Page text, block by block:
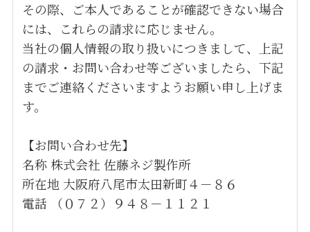
その際、ご本人であることが確認できない場合
には、これらの請求に応じません。
当社の個人情報の取り扱いにつきまして、上記
の請求・お問い合わせ等ございましたら、下記
までご連絡くださいますようお願い申し上げま
す。
【お問い合わせ先】
名称 株式会社 佐藤ネジ製作所
所在地 大阪府八尾市太田新町４－８６
電話 （０７２）９４８－１１２１